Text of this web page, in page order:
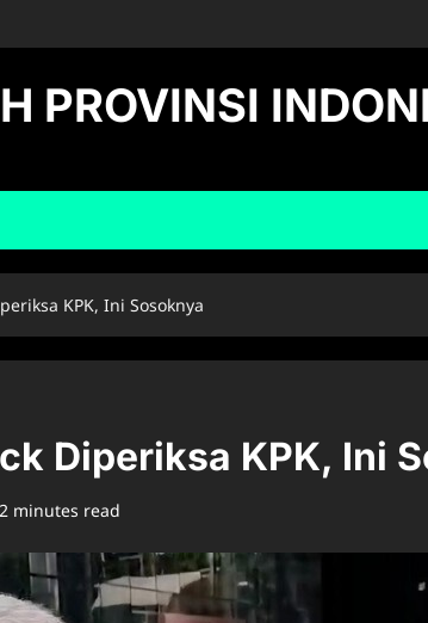
PROVINSI
KPK, Ini Sosoknya
Diperiksa KPK, Ini
2 minutes read